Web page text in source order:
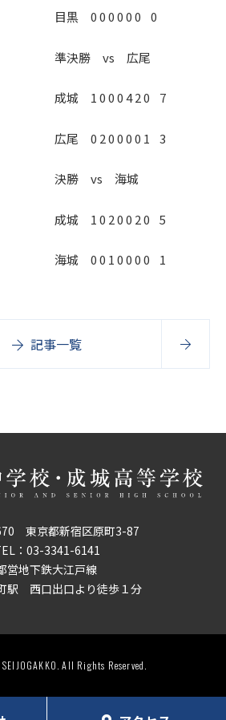
目黒 0 0 0 0 0 0 0
準決勝 vs 広尾
成城 1 0 0 0 4 2 0 7
広尾 0 2 0 0 0 0 1 3
決勝 vs 海城
成城 1 0 2 0 0 2 0 5
海城 0 0 1 0 0 0 0 1
記事一覧
東京都新宿区原町3-87
： 03-3341-6141
営地下鉄大江戸線
駅 西口出口より徒歩１分
All Rights Reserved.